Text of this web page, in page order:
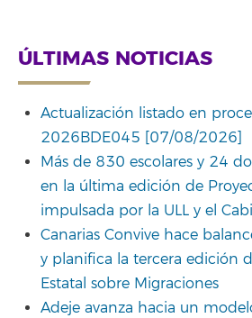
ÚLTIMAS NOTICIAS
Actualización listado en
2026BDE045 [07/08/2026]
Más de 830 escolares y 24
en la última edición de
impulsada por la ULL y el
Canarias Convive hace
y planifica la tercera edición
Estatal sobre Migraciones
Adeje avanza hacia un